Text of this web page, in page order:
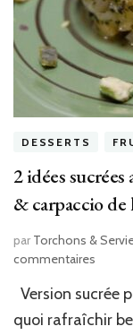
DESSERTS
2 idées
& carpaccio
par Torchons &
commentaires
idées
Version sucrée
quoi rafraîchir